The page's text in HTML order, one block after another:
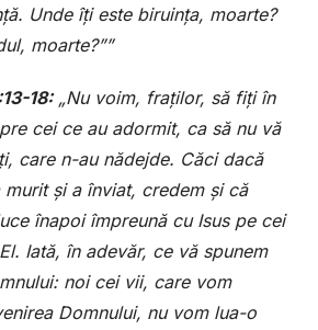
Unde îți este biruința, moarte?
moarte?””
18:„Nu voim, fraților, să fiți în
cei ce au adormit, ca să nu vă
care n-au nădejde. Căci dacă
murit și a înviat, credem și că
înapoi împreună cu Isus pe cei
Iată, în adevăr, ce vă spunem
noi cei vii, care vom
Domnului, nu vom lua-o